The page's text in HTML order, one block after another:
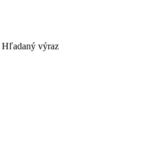
Hľadaný výraz